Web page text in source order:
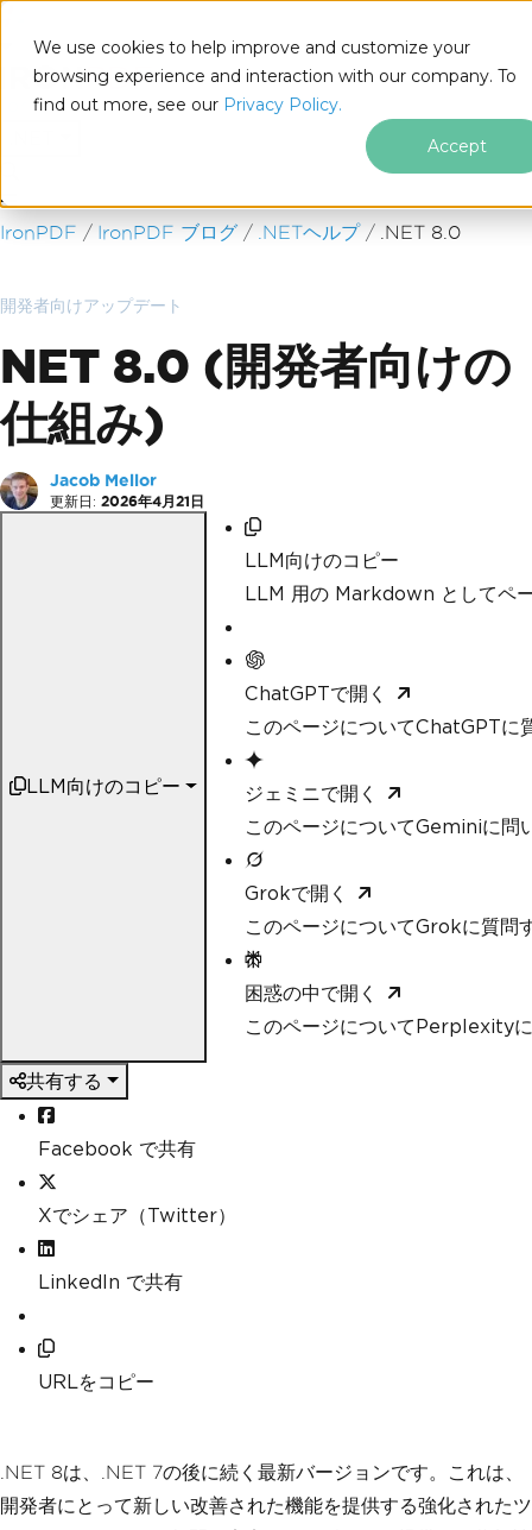
We use cookies to help improve and customize your
browsing experience and interaction with our company. To
find out more, see our Privacy Policy.
Accept
フッターコンテンツにスキップ
IronPDF IronPDF ブログ .NETヘルプ .NET 8.0
開発者向けアップデート
NET 8.0 (開発者向けの
仕組み)
Jacob Mellor
更新日: 2026年4月21日
LLM向けのコピー
LLM向けのコピー
LLM 用の Markdown としてペ
ChatGPTで開く
このページについてChatGPTに
ジェミニで開く
このページについてGeminiに問
Grokで開く
このページについてGrokに質問
困惑の中で開く
このページについてPerplexity
共有する
Facebook で共有
Xでシェア（Twitter）
LinkedIn で共有
URLをコピー
.NET 8は、.NET 7の後に続く最新バージョンです。これは、
開発者にとって新しい改善された機能を提供する強化されたツ